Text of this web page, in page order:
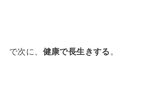
で次に、 健康で長生きする 。